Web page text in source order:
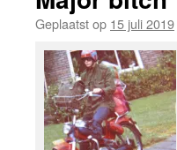
Geplaatst op 15 juli 2019